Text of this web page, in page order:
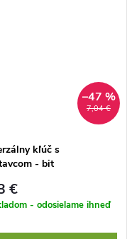
7,04 €
–47 %
kľúč s
- bit
€
- odosielame ihneď